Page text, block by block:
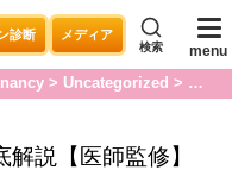
診断 メディア
検索 menu
Uncategorized 妊婦
説【医師監修】